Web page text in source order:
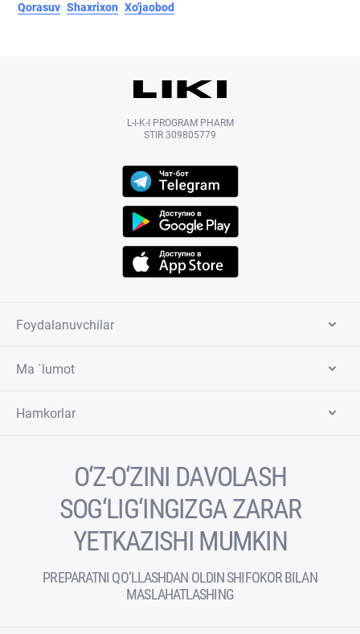
Qorasuv Shaxrixon Xo'jaobod
L-I-K-I PROGRAM PHARM
STIR 309805779
Foydalanuvchilar
Ma `lumot
Hamkorlar
O‘Z-O‘ZINI DAVOLASH
SOG‘LIG‘INGIZGA ZARAR
YETKAZISHI MUMKIN
PREPARATNI QO‘LLASHDAN OLDIN SHIFOKOR BILAN
MASLAHATLASHING